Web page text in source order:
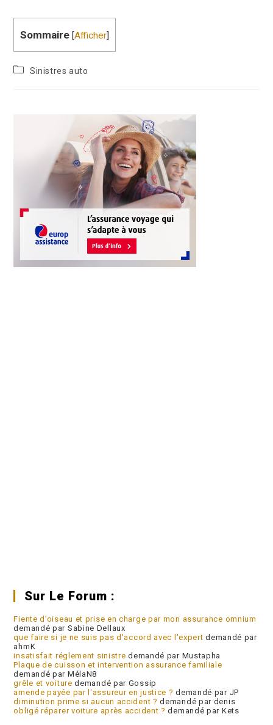
Sommaire [Afficher]
Sinistres auto
Sur Le Forum :
Fiente d’oiseau et prise en charge par mon assurance omnium
demandé par Sabine Dellaux
que faire si je ne suis pas d'accord avec l'expert demandé par
ahmK
insatisfait réglement sinistre demandé par Mustapha
Plaque de cuisson et intervention assurance familiale
demandé par MélaN8
grêle et voiture demandé par Gossip
amende payée par l'assureur en justice ? demandé par JP
diminution prime si aucun accident ? demandé par denis
obligé réparer voiture après accident ? demandé par Kets